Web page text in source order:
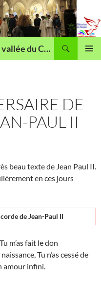
Paroisse Sainte Thérèse de la vallée du Cailly
DE
PAUL II
beau texte de Jean Paul II.
en ces jours
de Jean-Paul II
m’as fait le don
Tu n’as cessé de
amour infini.